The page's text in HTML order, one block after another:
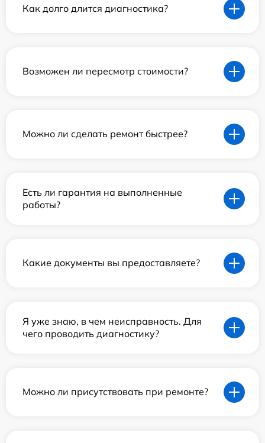
Как долго длится диагностика?
Возможен ли пересмотр стоимости?
Можно ли сделать ремонт быстрее?
Есть ли гарантия на выполненные
работы?
Какие документы вы предоставляете?
Я уже знаю, в чем неисправность. Для
чего проводить диагностику?
Можно ли присутствовать при ремонте?